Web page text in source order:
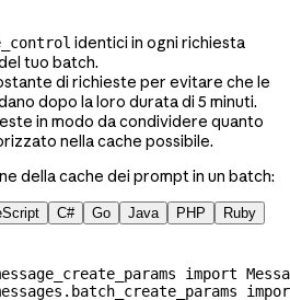
identici in ogni richiesta
tuo batch.
di richieste per evitare che le
dopo la loro durata di 5 minuti.
in modo da condividere quanto
nella cache possibile.
della cache dei prompt in un batch:
C# Go Java PHP Ruby
import